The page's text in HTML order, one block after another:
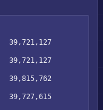
39,721,127
39,721,127
39,815,762
39,727,615